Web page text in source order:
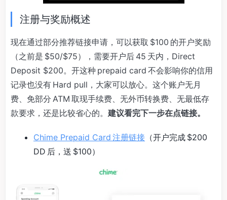
注册与奖励概述
现在通过部分推荐链接申请，可以获取 $100 的开户奖励
（之前是 $50/$75），需要开户后 45 天内，Direct
Deposit $200。开这种 prepaid card 不会影响你的信用
记录也没有 Hard pull，大家可以放心。这个账户无月
费、免部分 ATM 取现手续费、无外币转换费、无最低存
款要求，还是比较省心的。 建议看完下一步在点链接。
Chime Prepaid Card 注册链接 （开户完成 $200
DD 后，送 $100）